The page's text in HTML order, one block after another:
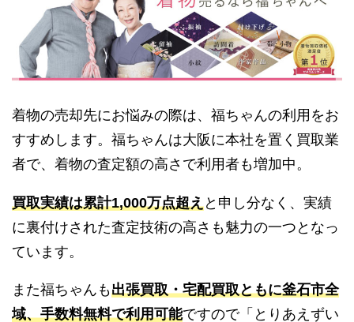
着物の売却先にお悩みの際は、福ちゃんの利用をお
すすめします。福ちゃんは大阪に本社を置く買取業
者で、着物の査定額の高さで利用者も増加中。
買取実績は累計1,000万点超えと申し分なく、実績
に裏付けされた査定技術の高さも魅力の一つとなっ
ています。
また福ちゃんも出張買取・宅配買取ともに釜石市全
域、手数料無料で利用可能ですので「とりあえずい